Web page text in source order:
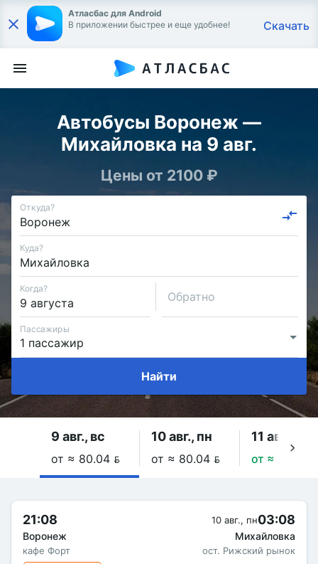
Атласбас для Android
В приложении быстрее и еще удобнее!
Скачать
Автобусы Воронеж —
Михайловка на 9 авг.
Цены от 2100 ₽
Откуда?
Куда?
Когда?
Обратно
Пассажиры
Найти
9 авг., вс
от ≈ 80.04 
10 авг., пн
от ≈ 80.04 
11 авг., вт
от ≈ 76.4 
21:08
Воронеж
кафе Форт
03:08
10 авг., пн
Михайловка
ост. Рижский рынок